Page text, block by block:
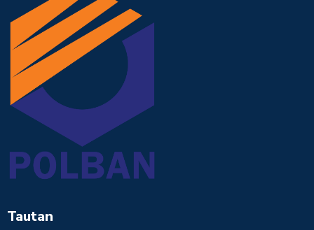
Tautan